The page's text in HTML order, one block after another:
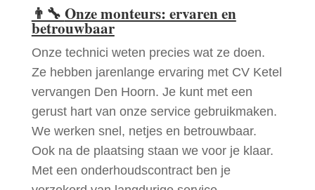
👨‍🔧 Onze monteurs: ervaren en
betrouwbaar
Onze technici weten precies wat ze doen.
Ze hebben jarenlange ervaring met CV Ketel
vervangen Den Hoorn. Je kunt met een
gerust hart van onze service gebruikmaken.
We werken snel, netjes en betrouwbaar.
Ook na de plaatsing staan we voor je klaar.
Met een onderhoudscontract ben je